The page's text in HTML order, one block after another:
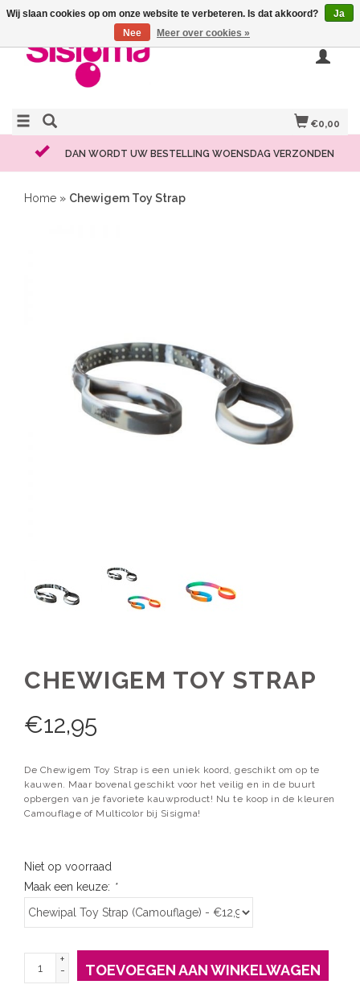
€0,00
DAN WORDT UW BESTELLING WOENSDAG VERZONDEN
Home » Chewigem Toy Strap
CHEWIGEM TOY STRAP
€12,95
De Chewigem Toy Strap is een uniek koord, geschikt om op te
kauwen. Maar bovenal geschikt voor het veilig en in de buurt
opbergen van je favoriete kauwproduct! Nu te koop in de kleuren
Camouflage of Multicolor bij Sisigma!
Niet op voorraad
Maak een keuze: *
+
-
TOEVOEGEN AAN WINKELWAGEN
Wij slaan cookies op om onze website te verbeteren. Is dat akkoord?
Ja
Nee
Meer over cookies »